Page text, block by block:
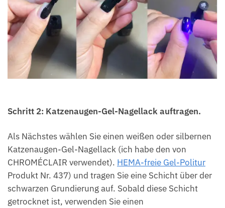
Schritt 2: Katzenaugen-Gel-Nagellack auftragen.
Als Nächstes wählen Sie einen weißen oder silbernen
Katzenaugen-Gel-Nagellack (ich habe den von
CHROMÉCLAIR verwendet). HEMA-freie Gel-Politur
Produkt Nr. 437) und tragen Sie eine Schicht über der
schwarzen Grundierung auf. Sobald diese Schicht
getrocknet ist, verwenden Sie einen